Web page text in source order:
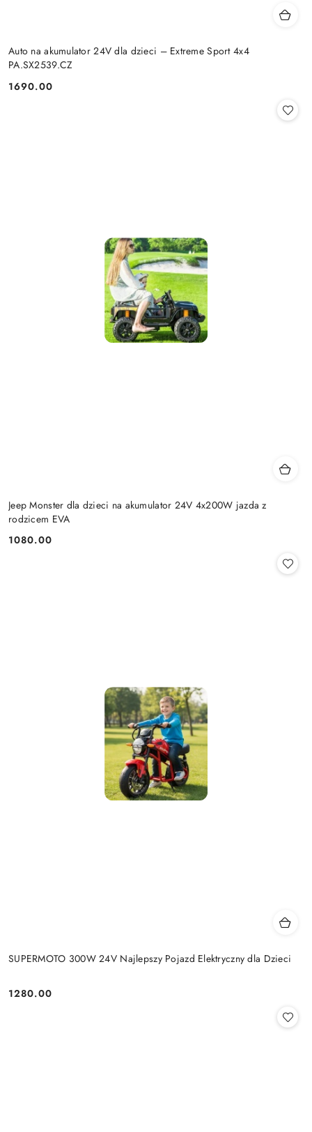
Auto na akumulator 24V dla dzieci – Extreme Sport 4x4
PA.SX2539.CZ
Cena:
1690.00
Jeep Monster dla dzieci na akumulator 24V 4x200W jazda z
rodzicem EVA
Cena:
1080.00
SUPERMOTO 300W 24V Najlepszy Pojazd Elektryczny dla Dzieci
Cena:
1280.00